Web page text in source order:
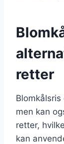
retter
men kan
retter,
kan